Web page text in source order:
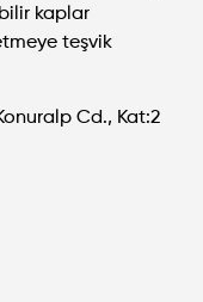
kaplar
teşvik
Cd., Kat:2